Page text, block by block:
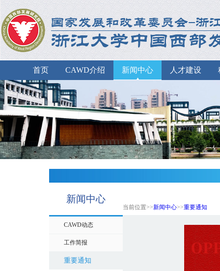
首页 CAWD介绍 新闻中心 人才建设
新闻中心
当前位置>>新闻中心>>重要通知
CAWD动态
工作简报
重要通知